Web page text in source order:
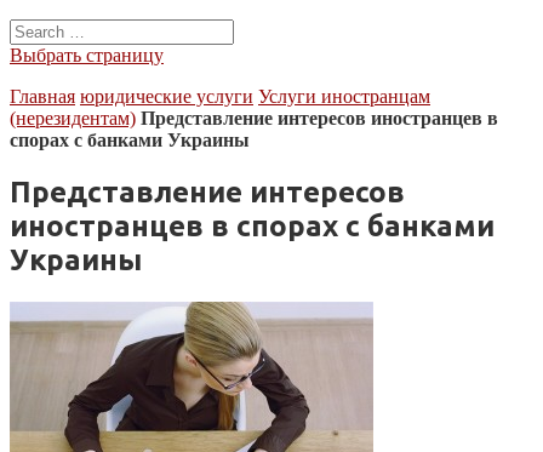
Выбрать страницу
Главная юридические услуги Услуги иностранцам
(нерезидентам) Представление интересов иностранцев в
спорах с банками Украины
Представление интересов
иностранцев в спорах с банками
Украины